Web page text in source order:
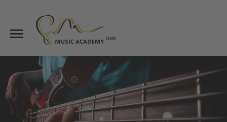
Über uns
Unterricht
Lehrkräfte
Suche
Suchen